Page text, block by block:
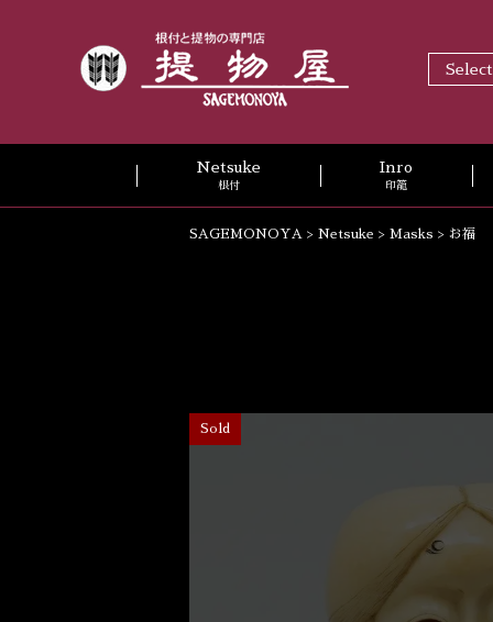
Netsuke
根付
Inro
印籠
SAGEMONOYA > Netsuke > Masks > お福
Sold